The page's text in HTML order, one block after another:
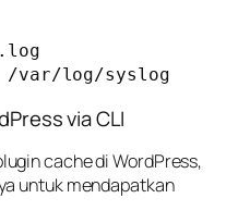
via CLI
cache di WordPress,
untuk mendapatkan